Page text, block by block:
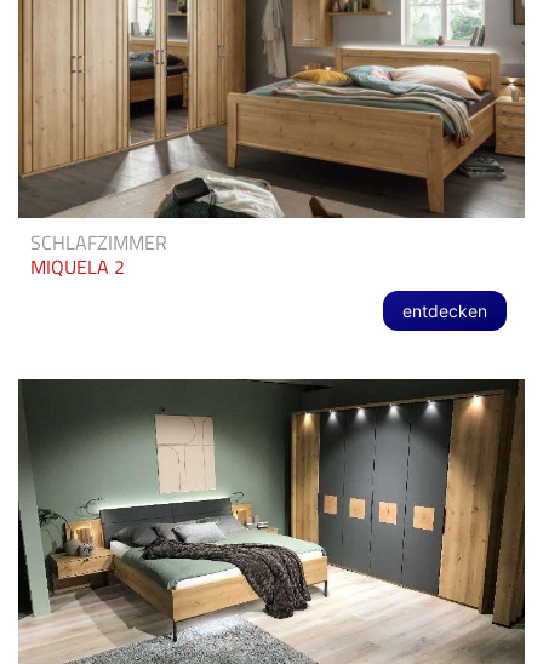
SCHLAFZIMMER
MIQUELA 2
entdecken